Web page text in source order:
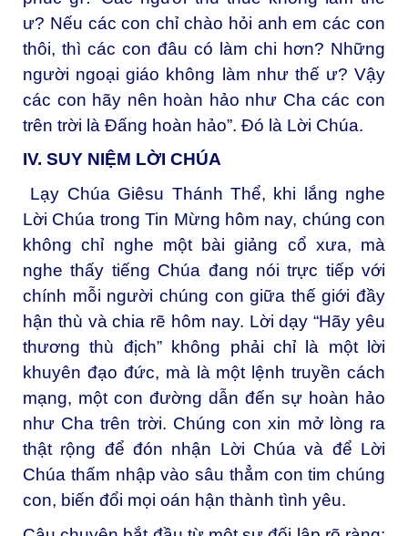
ư? Nếu các con chỉ chào hỏi anh em các con
thôi, thì các con đâu có làm chi hơn? Những
người ngoại giáo không làm như thế ư? Vậy
các con hãy nên hoàn hảo như Cha các con
trên trời là Ðấng hoàn hảo”. Ðó là Lời Chúa.
IV. SUY NIỆM LỜI CHÚA
Lạy Chúa Giêsu Thánh Thể, khi lắng nghe
Lời Chúa trong Tin Mừng hôm nay, chúng con
không chỉ nghe một bài giảng cổ xưa, mà
nghe thấy tiếng Chúa đang nói trực tiếp với
chính mỗi người chúng con giữa thế giới đầy
hận thù và chia rẽ hôm nay. Lời dạy “Hãy yêu
thương thù địch” không phải chỉ là một lời
khuyên đạo đức, mà là một lệnh truyền cách
mạng, một con đường dẫn đến sự hoàn hảo
như Cha trên trời. Chúng con xin mở lòng ra
thật rộng để đón nhận Lời Chúa và để Lời
Chúa thấm nhập vào sâu thẳm con tim chúng
con, biến đổi mọi oán hận thành tình yêu.